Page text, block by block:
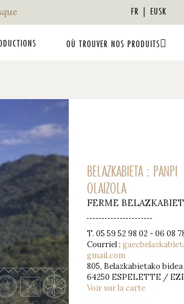
FR EUSK
OÙ TROUVER NOS PRODUITS
BELAZKABIETA : PANPI
OLAIZOLA
FERME
T. 05 59 52 98 02 - 06 08
Courriel :
gmail.com
805, Belazkabietako bidea
64250 ESPELETTE /
Voir sur la carte